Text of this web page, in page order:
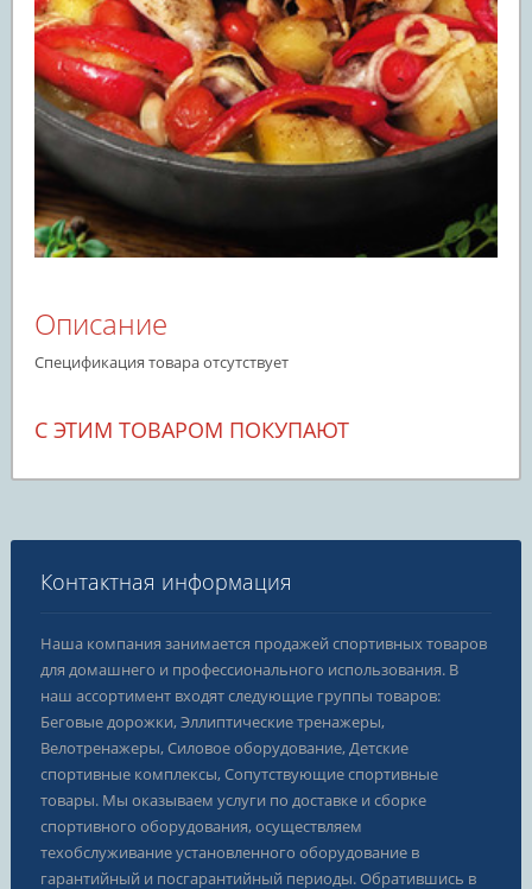
Описание
Спецификация товара отсутствует
С ЭТИМ ТОВАРОМ ПОКУПАЮТ
Контактная информация
Наша компания занимается продажей спортивных товаров
для домашнего и профессионального использования. В
наш ассортимент входят следующие группы товаров:
Беговые дорожки, Эллиптические тренажеры,
Велотренажеры, Силовое оборудование, Детские
спортивные комплексы, Сопутствующие спортивные
товары. Мы оказываем услуги по доставке и сборке
спортивного оборудования, осуществляем
техобслуживание установленного оборудование в
гарантийный и посгарантийный периоды. Обратившись в